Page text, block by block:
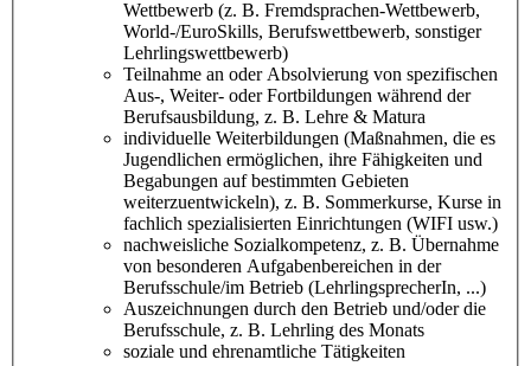
Wettbewerb (z. B. Fremdsprachen-Wettbewerb,
World-/EuroSkills, Berufswettbewerb, sonstiger
Lehrlingswettbewerb)
Teilnahme an oder Absolvierung von spezifischen
Aus-, Weiter- oder Fortbildungen während der
Berufsausbildung, z. B. Lehre & Matura
individuelle Weiterbildungen (Maßnahmen, die es
Jugendlichen ermöglichen, ihre Fähigkeiten und
Begabungen auf bestimmten Gebieten
weiterzuentwickeln), z. B. Sommerkurse, Kurse in
fachlich spezialisierten Einrichtungen (WIFI usw.)
nachweisliche Sozialkompetenz, z. B. Übernahme
von besonderen Aufgabenbereichen in der
Berufsschule/im Betrieb (LehrlingsprecherIn, ...)
Auszeichnungen durch den Betrieb und/oder die
Berufsschule, z. B. Lehrling des Monats
soziale und ehrenamtliche Tätigkeiten